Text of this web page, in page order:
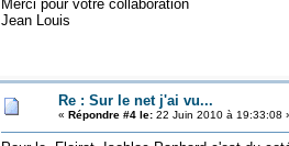
Merci pour votre collaboration
Jean Louis
Re : Sur le net j'ai vu...
« Répondre #4 le:22 Juin 2010 à 19:33:08